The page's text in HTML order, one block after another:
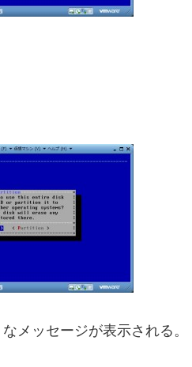
メッセージが表示される。